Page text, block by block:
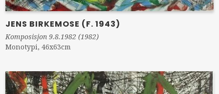
JENS BIRKEMOSE (F. 1943)
Komposisjon 9.8.1982 (1982)
Monotypi, 46x63cm